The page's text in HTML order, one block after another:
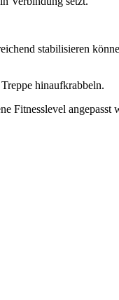
stabilisieren
hinaufkrabbeln.
Fitnesslevel angepasst